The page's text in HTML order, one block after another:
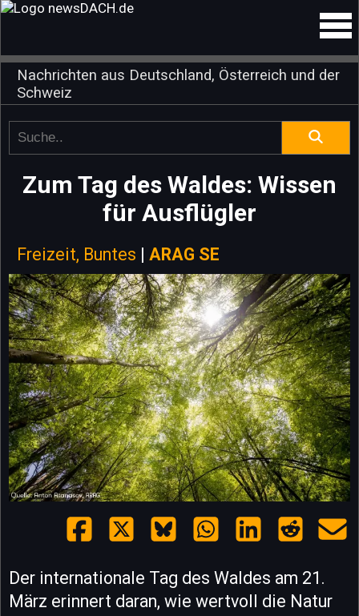
Nachrichten aus Deutschland, Österreich und der
Schweiz
Zum Tag des Waldes: Wissen
für Ausflügler
Freizeit, Buntes | ARAG SE
Der internationale Tag des Waldes am 21.
März erinnert daran, wie wertvoll die Natur